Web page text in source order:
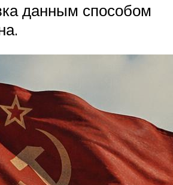
данным способом